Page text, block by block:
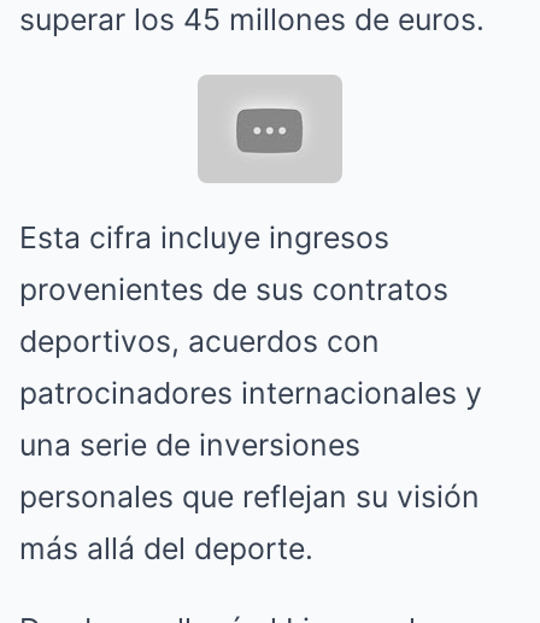
superar los 45 millones de euros.
Esta cifra incluye ingresos
provenientes de sus contratos
deportivos, acuerdos con
patrocinadores internacionales y
una serie de inversiones
personales que reflejan su visión
más allá del deporte.